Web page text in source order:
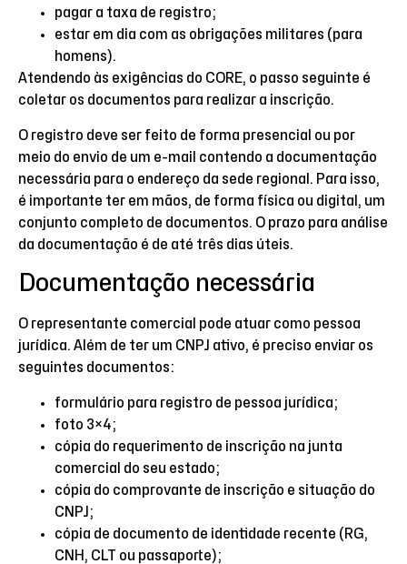
pagar a taxa de registro;
estar em dia com as obrigações militares (para
homens).
Atendendo às exigências do CORE, o passo seguinte é
coletar os documentos para realizar a inscrição.
O registro deve ser feito de forma presencial ou por
meio do envio de um e-mail contendo a documentação
necessária para o endereço da sede regional. Para isso,
é importante ter em mãos, de forma física ou digital, um
conjunto completo de documentos. O prazo para análise
da documentação é de até três dias úteis.
Documentação necessária
O representante comercial pode atuar como pessoa
jurídica. Além de ter um CNPJ ativo, é preciso enviar os
seguintes documentos:
formulário para registro de pessoa jurídica;
foto 3×4;
cópia do requerimento de inscrição na junta
comercial do seu estado;
cópia do comprovante de inscrição e situação do
CNPJ;
cópia de documento de identidade recente (RG,
CNH, CLT ou passaporte);